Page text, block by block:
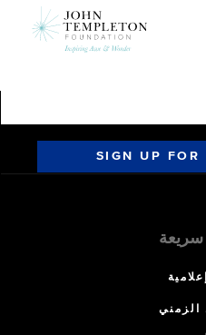
SIGN UP FOR
سريعة
الزمني